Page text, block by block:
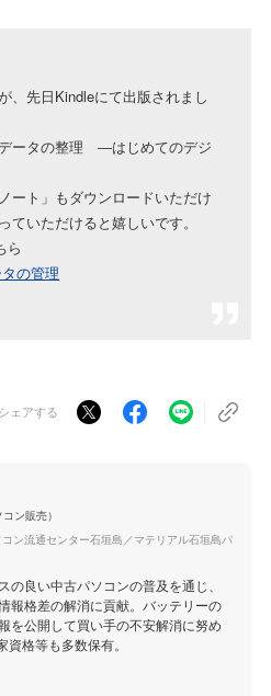
、先日Kindleにて出版されまし
ータの整理 ―はじめてのデジ
ート」もダウンロードいただけ
ていただけると嬉しいです。
ら
の管理
ェアする
コン販売）
ン流通センター石垣島／マテリアル石垣島パ
の良い中古パソコンの普及を通じ、
報格差の解消に貢献。バッテリーの
を公開して買い手の不安解消に努め
格等も多数保有。